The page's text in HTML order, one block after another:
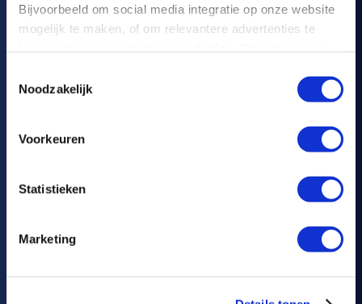
Bijvoorbeeld om social media integratie op onze website
mogelijk te maken, of om relevantere advertenties te
informatie over.
Noodzakelijk
Voorkeuren
Statistieken
Marketing
info@polteq.com